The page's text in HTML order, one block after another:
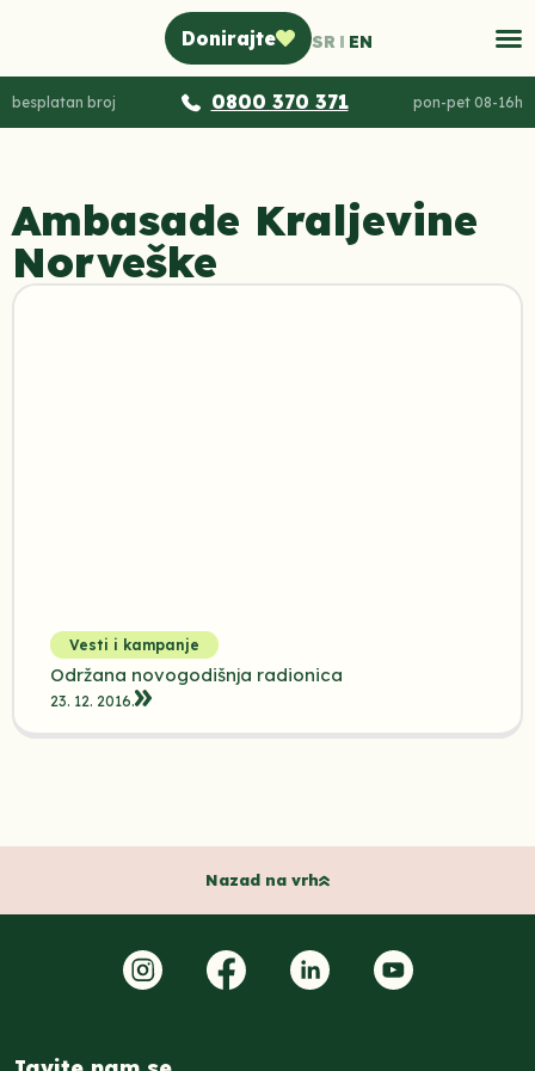
Donirajte SR EN
besplatan broj 0800 370 371 pon-pet 08-16h
Ambasade Kraljevine
Norveške
Vesti i kampanje
Održana novogodišnja radionica
23. 12. 2016.
Nazad na vrh